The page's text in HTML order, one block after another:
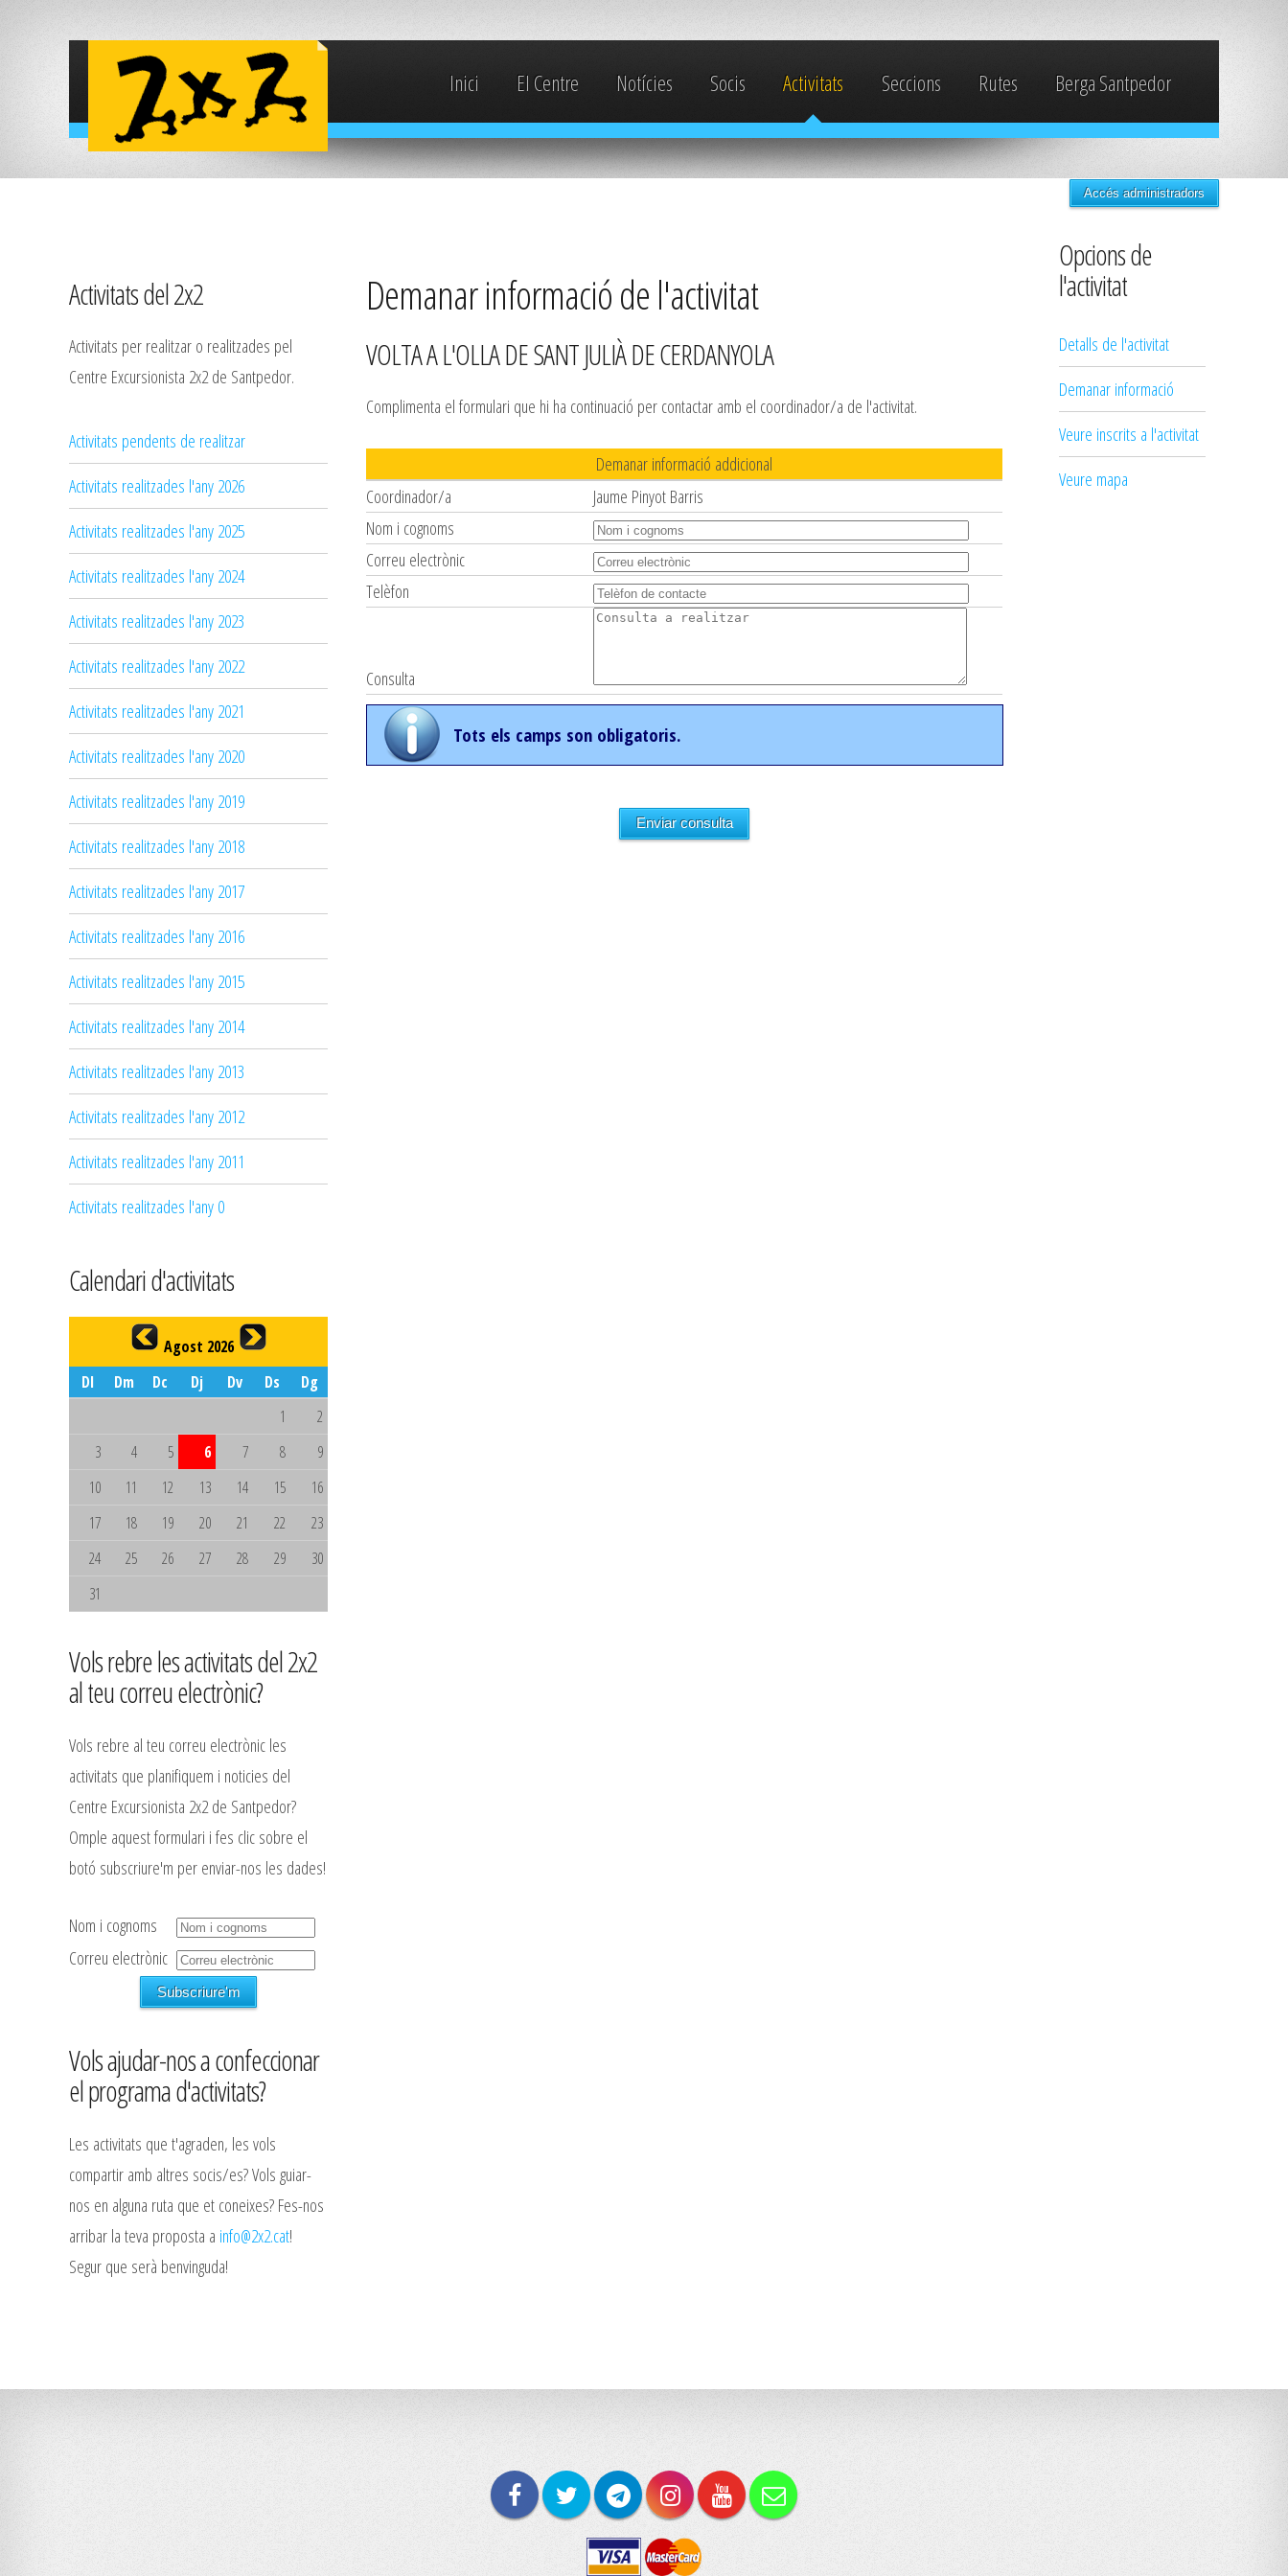
Inici El Centre Notícies Socis Activitats Seccions Rutes Berga Santpedor
Accés administradors
Activitats del 2x2
Activitats per realitzar o realitzades pel
Centre Excursionista 2x2 de Santpedor.
Activitats pendents de realitzar
Activitats realitzades l'any 2026
Activitats realitzades l'any 2025
Activitats realitzades l'any 2024
Activitats realitzades l'any 2023
Activitats realitzades l'any 2022
Activitats realitzades l'any 2021
Activitats realitzades l'any 2020
Activitats realitzades l'any 2019
Activitats realitzades l'any 2018
Activitats realitzades l'any 2017
Activitats realitzades l'any 2016
Activitats realitzades l'any 2015
Activitats realitzades l'any 2014
Activitats realitzades l'any 2013
Activitats realitzades l'any 2012
Activitats realitzades l'any 2011
Activitats realitzades l'any 0
Calendari d'activitats
Agost 2026
Dl
Dm Dc Dj Dv Ds
Dg
1
2
3
4 5 6 7 8
9
10
11 12 13 14 15
16
17
18 19 20 21 22
23
24
25 26 27 28 29
30
31
Vols rebre les activitats del 2x2
al teu correu electrònic?
Vols rebre al teu correu electrònic les
activitats que planifiquem i noticies del
Centre Excursionista 2x2 de Santpedor?
Omple aquest formulari i fes clic sobre el
botó subscriure'm per enviar-nos les dades!
Nom i cognoms
Correu electrònic
Vols ajudar-nos a confeccionar
el programa d'activitats?
Les activitats que t'agraden, les vols
compartir amb altres socis/es? Vols guiar-
nos en alguna ruta que et coneixes? Fes-nos
arribar la teva proposta a info@2x2.cat!
Segur que serà benvinguda!
Demanar informació de l'activitat
VOLTA A L'OLLA DE SANT JULIÀ DE CERDANYOLA
Complimenta el formulari que hi ha continuació per contactar amb el coordinador/a de l'activitat.
Demanar informació addicional
Coordinador/a
Jaume Pinyot Barris
Nom i cognoms
Correu electrònic
Telèfon
Consulta
Tots els camps son obligatoris.
Enviar consulta
Opcions de
l'activitat
Detalls de l'activitat
Demanar informació
Veure inscrits a l'activitat
Veure mapa